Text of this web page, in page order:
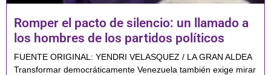
Romper el pacto de silencio: un llamado a
los hombres de los partidos políticos
FUENTE ORIGINAL: YENDRI VELASQUEZ / LA GRAN ALDEA
Transformar democráticamente Venezuela también exige mirar